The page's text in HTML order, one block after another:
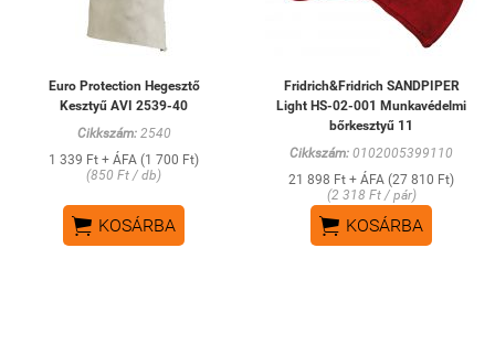
Euro Protection Hegesztő
Kesztyű AVI 2539-40
Cikkszám:2540
1 339 Ft + ÁFA (1 700 Ft)
(850 Ft / db)
 KOSÁRBA
Fridrich&Fridrich SANDPIPER
Light HS-02-001 Munkavédelmi
bőrkesztyű 11
Cikkszám: 0102005399110
21 898 Ft + ÁFA (27 810 Ft)
(2 318 Ft / pár)
 KOSÁRBA